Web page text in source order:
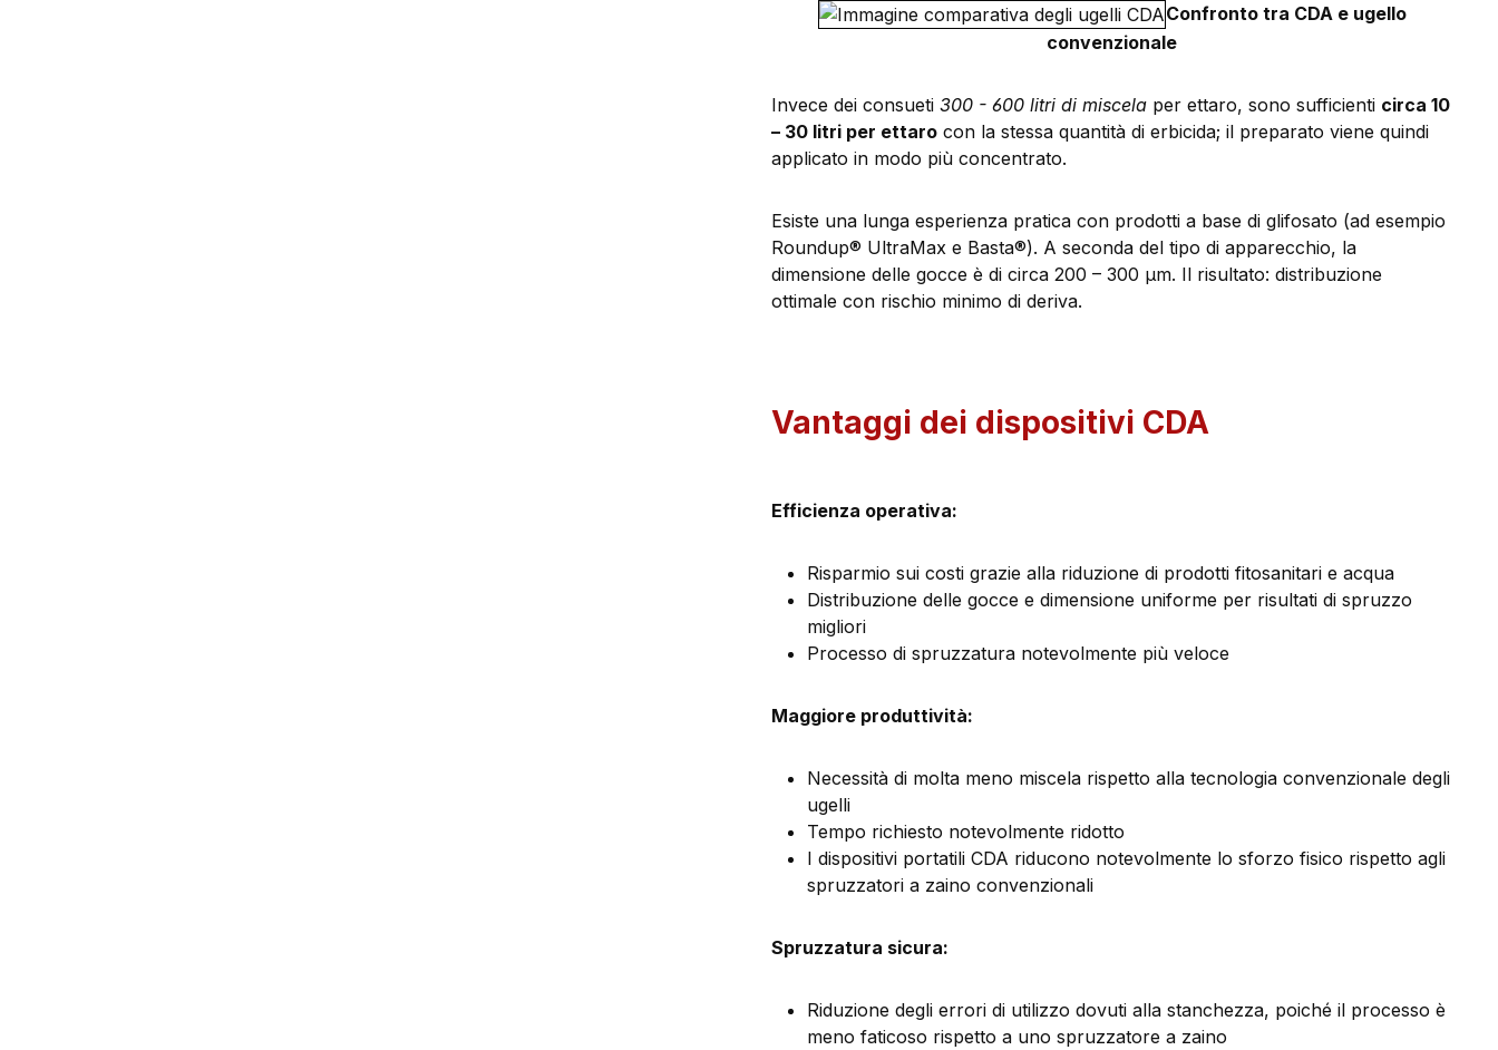
Confronto tra CDA e ugello
convenzionale
Invece dei consueti 300 - 600 litri di miscela per ettaro, sono sufficienti circa 10
– 30 litri per ettaro con la stessa quantità di erbicida; il preparato viene quindi
applicato in modo più concentrato.
Esiste una lunga esperienza pratica con prodotti a base di glifosato (ad esempio
Roundup® UltraMax e Basta®). A seconda del tipo di apparecchio, la
dimensione delle gocce è di circa 200 – 300 µm. Il risultato: distribuzione
ottimale con rischio minimo di deriva.
Vantaggi dei dispositivi CDA
Efficienza operativa:
Risparmio sui costi grazie alla riduzione di prodotti fitosanitari e acqua
Distribuzione delle gocce e dimensione uniforme per risultati di spruzzo
migliori
Processo di spruzzatura notevolmente più veloce
Maggiore produttività:
Necessità di molta meno miscela rispetto alla tecnologia convenzionale degli
ugelli
Tempo richiesto notevolmente ridotto
I dispositivi portatili CDA riducono notevolmente lo sforzo fisico rispetto agli
spruzzatori a zaino convenzionali
Spruzzatura sicura:
Riduzione degli errori di utilizzo dovuti alla stanchezza, poiché il processo è
meno faticoso rispetto a uno spruzzatore a zaino